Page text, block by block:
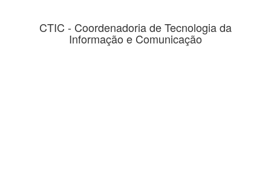
CTIC - Coordenadoria de Tecnologia da
Informação e Comunicação